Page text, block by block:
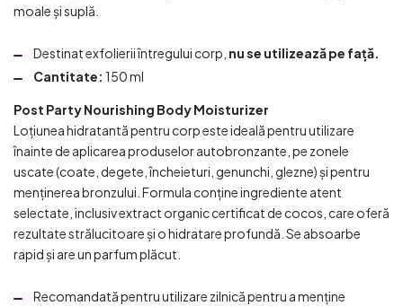
moale și suplă.
Destinat exfolierii întregului corp, nu se utilizează pe față.
Cantitate: 150 ml
Post Party Nourishing Body Moisturizer
Loțiunea hidratantă pentru corp este ideală pentru utilizare
înainte de aplicarea produselor autobronzante, pe zonele
uscate (coate, degete, încheieturi, genunchi, glezne) și pentru
menținerea bronzului. Formula conține ingrediente atent
selectate, inclusiv extract organic certificat de cocos, care oferă
rezultate strălucitoare și o hidratare profundă. Se absoarbe
rapid și are un parfum plăcut.
Recomandată pentru utilizare zilnică pentru a menține